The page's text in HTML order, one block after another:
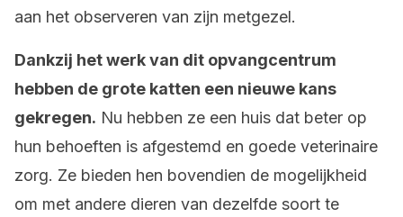
aan het observeren van zijn metgezel.
Dankzij het werk van dit opvangcentrum
hebben de grote katten een nieuwe kans
gekregen. Nu hebben ze een huis dat beter op
hun behoeften is afgestemd en goede veterinaire
zorg. Ze bieden hen bovendien de mogelijkheid
om met andere dieren van dezelfde soort te